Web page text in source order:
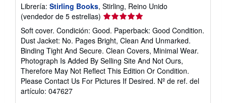
Librería: Stirling Books, Stirling, Reino Unido
(vendedor de 5 estrellas) Calificación
del
vendedor:
5
de
5
estrellas
Soft cover. Condición: Good. Paperback: Good Condition.
Dust Jacket: No. Pages Bright, Clean And Unmarked.
Binding Tight And Secure. Clean Covers, Minimal Wear.
Photograph Is Added By Selling Site And Not Ours,
Therefore May Not Reflect This Edition Or Condition.
Please Contact Us For Pictures If Desired. Nº de ref. del
artículo: 047627